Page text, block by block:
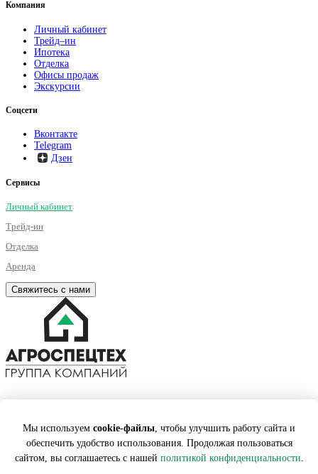
Компания
Личный кабинет
Трейд–ин
Ипотека
Отделка
Офисы продаж
Экскурсии
Соцсети
Вконтакте
Telegram
Дзен
Сервисы
Личный кабинет
Трейд-ин
Отделка
Аренда
Свяжитесь с нами
данном сайте, носит исключительно информационный характер и ни
при каких условиях не является публичной офертой, определяемой
положениями статьи 437 ГК РФ.
Мы используем cookie-файлы, чтобы улучшить работу сайта и
обеспечить удобство использования. Продолжая пользоваться
сайтом, вы соглашаетесь с нашей политикой конфиденциальности.